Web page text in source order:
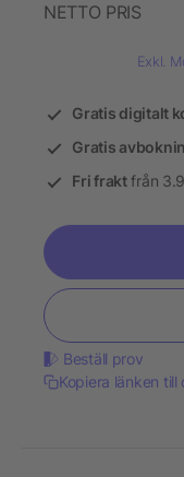
NETTO PRIS
Exkl.
Gratis digitalt
Gratis
Fri fraktfrån
Beställ prov
Kopiera länken